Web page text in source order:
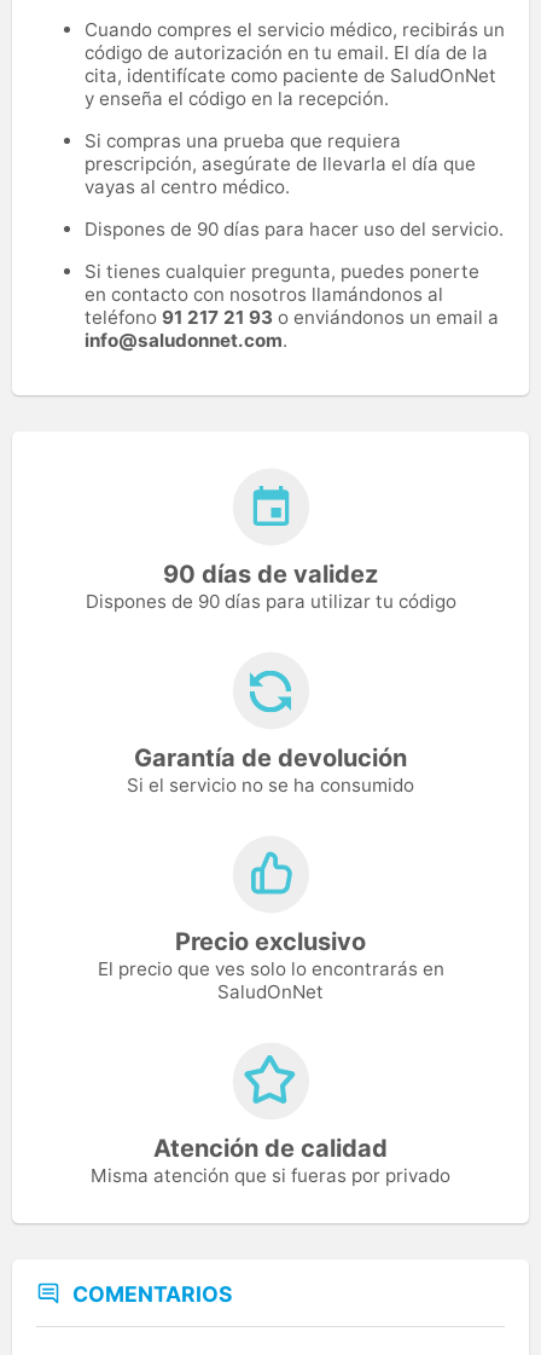
Cuando compres el servicio médico, recibirás un
código de autorización en tu email. El día de la
cita, identifícate como paciente de SaludOnNet
y enseña el código en la recepción.
Si compras una prueba que requiera
prescripción, asegúrate de llevarla el día que
vayas al centro médico.
Dispones de 90 días para hacer uso del servicio.
Si tienes cualquier pregunta, puedes ponerte
en contacto con nosotros llamándonos al
teléfono 91 217 21 93 o enviándonos un email a
info@saludonnet.com.
90 días de validez
Dispones de 90 días para utilizar tu código
Garantía de devolución
Si el servicio no se ha consumido
Precio exclusivo
El precio que ves solo lo encontrarás en
SaludOnNet
Atención de calidad
Misma atención que si fueras por privado
COMENTARIOS